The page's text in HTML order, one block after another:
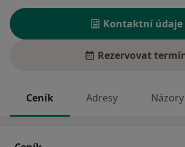
Kontaktní údaje
Rezervovat
Ceník Adresy